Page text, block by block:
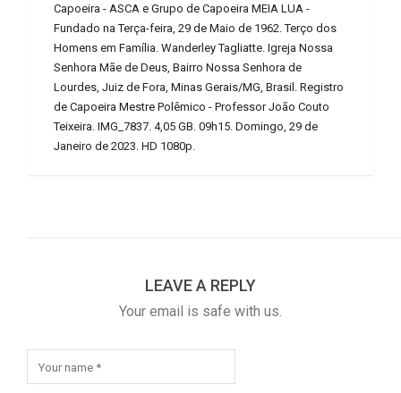
Capoeira - ASCA e Grupo de Capoeira MEIA LUA -
Fundado na Terça-feira, 29 de Maio de 1962. Terço dos
Homens em Família. Wanderley Tagliatte. Igreja Nossa
Senhora Mãe de Deus, Bairro Nossa Senhora de
Lourdes, Juiz de Fora, Minas Gerais/MG, Brasil. Registro
de Capoeira Mestre Polêmico - Professor João Couto
Teixeira. IMG_7837. 4,05 GB. 09h15. Domingo, 29 de
Janeiro de 2023. HD 1080p.
LEAVE A REPLY
Your email is safe with us.